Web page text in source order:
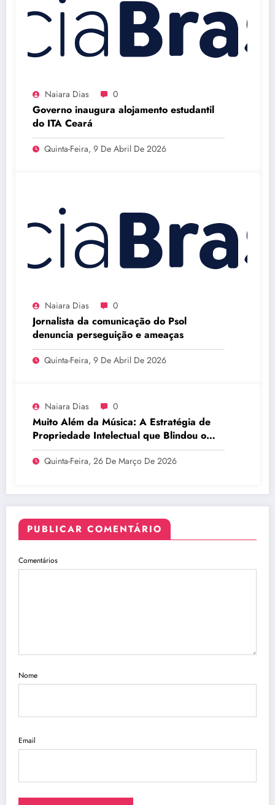
Naiara Dias 0
Governo inaugura alojamento estudantil
do ITA Ceará
Quinta-Feira, 9 De Abril De 2026
Naiara Dias 0
Jornalista da comunicação do Psol
denuncia perseguição e ameaças
Quinta-Feira, 9 De Abril De 2026
Naiara Dias 0
Muito Além da Música: A Estratégia de
Propriedade Intelectual que Blindou o
Legado do BTS
Quinta-Feira, 26 De Março De 2026
PUBLICAR COMENTÁRIO
Comentários
Nome
Email